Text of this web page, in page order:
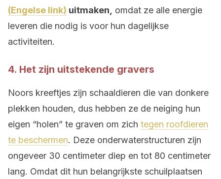
(Engelse link) uitmaken,
omdat ze alle energie
leveren die nodig is voor hun dagelijkse
activiteiten.
4. Het zijn uitstekende gravers
Noors kreeftjes zijn schaaldieren die van donkere
plekken houden, dus hebben ze de neiging hun
eigen “holen” te graven om zich tegen roofdieren
te beschermen. Deze onderwaterstructuren zijn
ongeveer 30 centimeter diep en tot 80 centimeter
lang. Omdat dit hun belangrijkste schuilplaatsen